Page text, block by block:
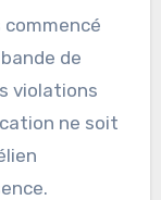
commencé
de
violations
ne soit